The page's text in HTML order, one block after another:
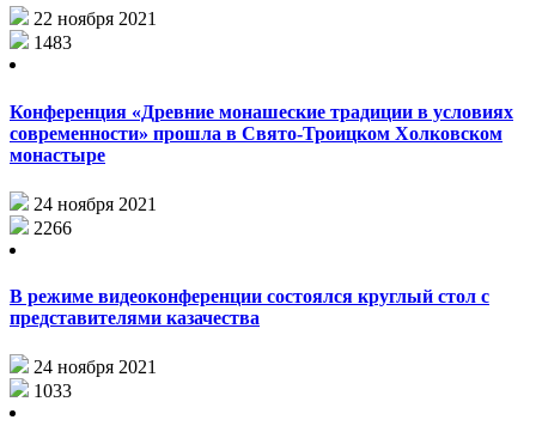
22 ноября 2021
1483
Конференция «Древние монашеские традиции в условиях
современности» прошла в Свято-Троицком Холковском
монастыре
24 ноября 2021
2266
В режиме видеоконференции состоялся круглый стол с
представителями казачества
24 ноября 2021
1033